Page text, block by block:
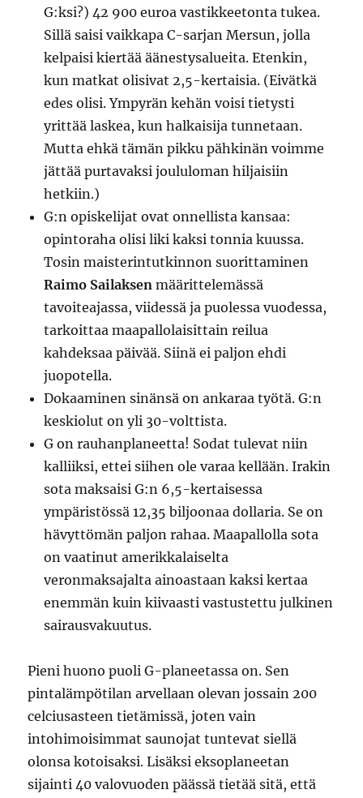
G:ksi?) 42 900 euroa vastikkeetonta tukea.
Sillä saisi vaikkapa C-sarjan Mersun, jolla
kelpaisi kiertää äänestysalueita. Etenkin,
kun matkat olisivat 2,5-kertaisia. (Eivätkä
edes olisi. Ympyrän kehän voisi tietysti
yrittää laskea, kun halkaisija tunnetaan.
Mutta ehkä tämän pikku pähkinän voimme
jättää purtavaksi joululoman hiljaisiin
hetkiin.)
G:n opiskelijat ovat onnellista kansaa:
opintoraha olisi liki kaksi tonnia kuussa.
Tosin maisterintutkinnon suorittaminen
Raimo Sailaksen määrittelemässä
tavoiteajassa, viidessä ja puolessa vuodessa,
tarkoittaa maapallolaisittain reilua
kahdeksaa päivää. Siinä ei paljon ehdi
juopotella.
Dokaaminen sinänsä on ankaraa työtä. G:n
keskiolut on yli 30-volttista.
G on rauhanplaneetta! Sodat tulevat niin
kalliiksi, ettei siihen ole varaa kellään. Irakin
sota maksaisi G:n 6,5-kertaisessa
ympäristössä 12,35 biljoonaa dollaria. Se on
hävyttömän paljon rahaa. Maapallolla sota
on vaatinut amerikkalaiselta
veronmaksajalta ainoastaan kaksi kertaa
enemmän kuin kiivaasti vastustettu julkinen
sairausvakuutus.
Pieni huono puoli G-planeetassa on. Sen
pintalämpötilan arvellaan olevan jossain 200
celciusasteen tietämissä, joten vain
intohimoisimmat saunojat tuntevat siellä
olonsa kotoisaksi. Lisäksi eksoplaneetan
sijainti 40 valovuoden päässä tietää sitä, että